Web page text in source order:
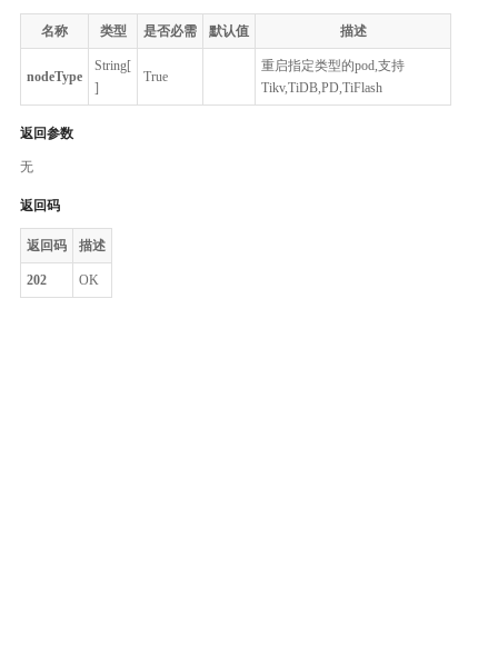
名称 类型 是否必需 默认值 描述
nodeType
String[
]
True
重启指定类型的pod,支持
Tikv,TiDB,PD,TiFlash
返回参数
无
返回码
返回码 描述
202 OK